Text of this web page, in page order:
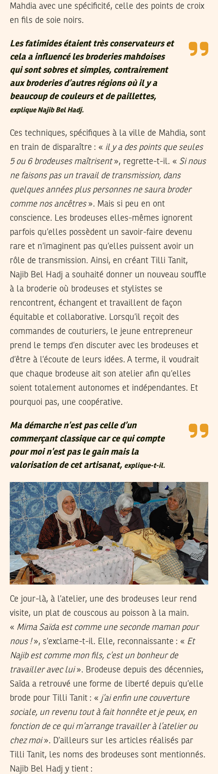
Mahdia avec une spécificité, celle des points de croix
en fils de soie noirs.
Les fatimides étaient très conservateurs et
cela a influencé les broderies mahdoises
qui sont sobres et simples, contrairement
aux broderies d’autres régions où il y a
beaucoup de couleurs et de paillettes,
explique Najib Bel Hadj.
Ces techniques, spécifiques à la ville de Mahdia, sont
en train de disparaître : « il y a des points que seules
5 ou 6 brodeuses maîtrisent», regrette-t-il. « Si nous
ne faisons pas un travail de transmission, dans
quelques années plus personnes ne saura broder
comme nos ancêtres». Mais si peu en ont
conscience. Les brodeuses elles-mêmes ignorent
parfois qu’elles possèdent un savoir-faire devenu
rare et n’imaginent pas qu’elles puissent avoir un
rôle de transmission. Ainsi, en créant Tilli Tanit,
Najib Bel Hadj a souhaité donner un nouveau souffle
à la broderie où brodeuses et stylistes se
rencontrent, échangent et travaillent de façon
équitable et collaborative. Lorsqu’il reçoit des
commandes de couturiers, le jeune entrepreneur
prend le temps d’en discuter avec les brodeuses et
d’être à l’écoute de leurs idées. A terme, il voudrait
que chaque brodeuse ait son atelier afin qu’elles
soient totalement autonomes et indépendantes. Et
pourquoi pas, une coopérative.
Ma démarche n’est pas celle d’un
commerçant classique car ce qui compte
pour moi n’est pas le gain mais la
valorisation de cet artisanat, explique-t-il.
Ce jour-là, à l’atelier, une des brodeuses leur rend
visite, un plat de couscous au poisson à la main.
« Mima Saïda est comme une seconde maman pour
nous !», s’exclame-t-il. Elle, reconnaissante : « Et
Najib est comme mon fils, c’est un bonheur de
travailler avec lui». Brodeuse depuis des décennies,
Saïda a retrouvé une forme de liberté depuis qu’elle
brode pour Tilli Tanit : « j’ai enfin une couverture
sociale, un revenu tout à fait honnête et je peux, en
fonction de ce qui m’arrange travailler à l’atelier ou
chez moi». D’ailleurs sur les articles réalisés par
Tilli Tanit, les noms des brodeuses sont mentionnés.
Najib Bel Hadj y tient :